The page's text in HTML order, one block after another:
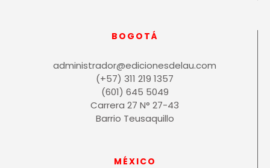
BOGOTÁ
administrador@edicionesdelau.com
(+57) 311 219 1357
(601) 645 5049
Carrera 27 N° 27-43
Barrio Teusaquillo
MÉXICO